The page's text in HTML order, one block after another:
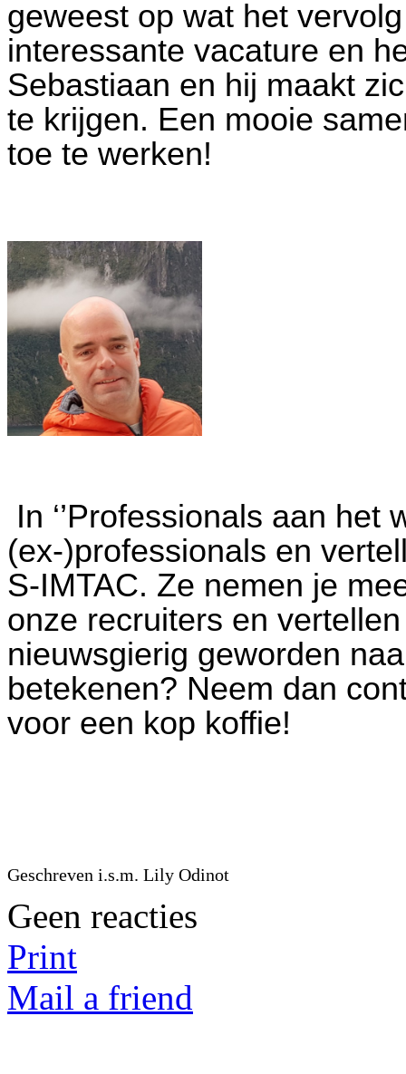
geweest op wat het
interessante vacature en
Sebastiaan en hij maakt
te krijgen. Een mooie
toe te werken!
In ‘’Professionals aan het
(ex-)professionals en
S-IMTAC. Ze nemen je
onze recruiters en
nieuwsgierig geworden
betekenen? Neem dan
voor een kop koffie!
Geschreven i.s.m. Lily Odinot
Geen reacties
Print
Mail a friend